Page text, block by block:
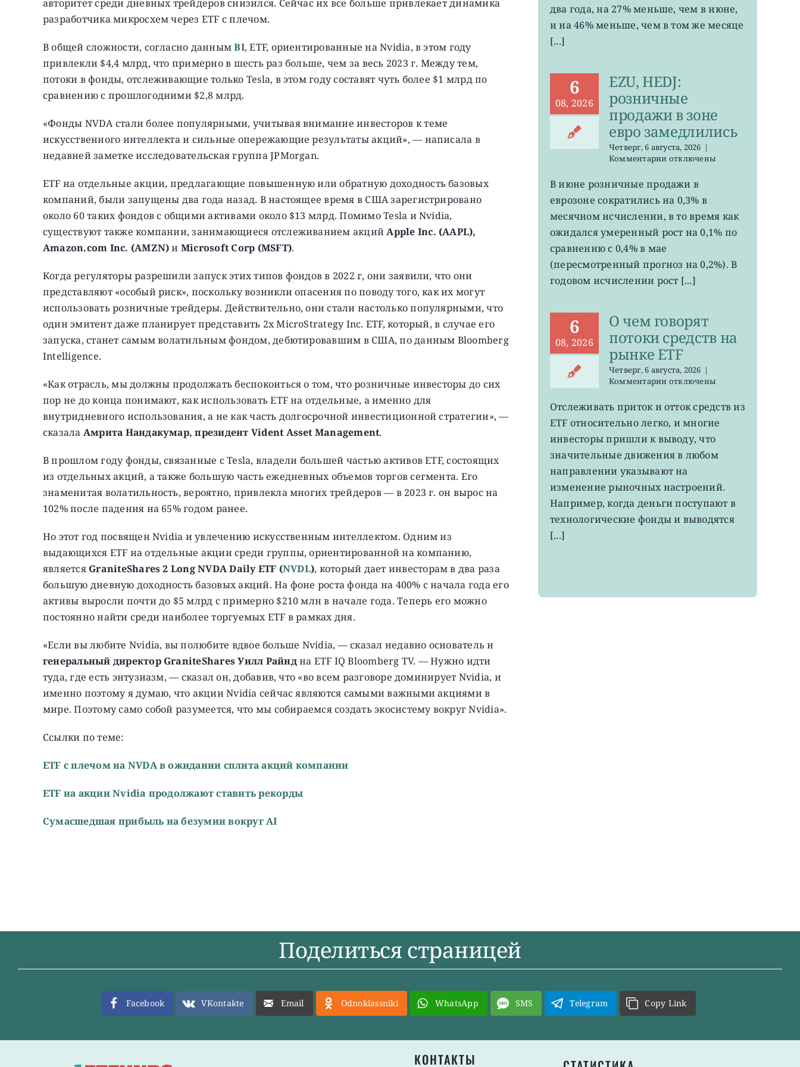
авторитет среди дневных трейдеров снизился. Сейчас их все больше привлекает динамика
разработчика микросхем через ETF с плечом.
В общей сложности, согласно даннымBI, ETF, ориентированные на Nvidia, в этом году
привлекли $4,4 млрд, что примерно в шесть раз больше, чем за весь 2023 г. Между тем,
потоки в фонды, отслеживающие только Tesla, в этом году составят чуть более $1 млрд по
сравнению с прошлогодними $2,8 млрд.
«Фонды NVDA стали более популярными, учитывая внимание инвесторов к теме
искусственного интеллекта и сильные опережающие результаты акций», — написала в
недавней заметке исследовательская группа JPMorgan.
ETF на отдельные акции, предлагающие повышенную или обратную доходность базовых
компаний, были запущены два года назад. В настоящее время в США зарегистрировано
около 60 таких фондов с общими активами около $13 млрд. Помимо Tesla и Nvidia,
существуют также компании, занимающиеся отслеживанием акцийApple Inc. (AAPL),
Amazon.com Inc. (AMZN)и Microsoft Corp (MSFT).
Когда регуляторы разрешили запуск этих типов фондов в 2022 г, они заявили, что они
представляют «особый риск», поскольку возникли опасения по поводу того, как их могут
использовать розничные трейдеры. Действительно, они стали настолько популярными, что
один эмитент даже планирует представить 2x MicroStrategy Inc. ETF, который, в случае его
запуска, станет самым волатильным фондом, дебютировавшим в США, по данным Bloomberg
Intelligence.
«Как отрасль, мы должны продолжать беспокоиться о том, что розничные инвесторы до сих
пор не до конца понимают, как использовать ETF на отдельные, а именно для
внутридневного использования, а не как часть долгосрочной инвестиционной стратегии», —
сказала Амрита Нандакумар, президент Vident Asset Management.
В прошлом году фонды, связанные с Tesla, владели большей частью активов ETF, состоящих
из отдельных акций, а также большую часть ежедневных объемов торгов сегмента. Его
знаменитая волатильность, вероятно, привлекла многих трейдеров — в 2023 г. он вырос на
102% после падения на 65% годом ранее.
Но этот год посвящен Nvidia и увлечению искусственным интеллектом. Одним из
выдающихся ETF на отдельные акции среди группы, ориентированной на компанию,
является GraniteShares 2 Long NVDA Daily ETF (NVDL), который дает инвесторам в два раза
большую дневную доходность базовых акций. На фоне роста фонда на 400% с начала года его
активы выросли почти до $5 млрд с примерно $210 млн в начале года. Теперь его можно
постоянно найти среди наиболее торгуемых ETF в рамках дня.
«Если вы любите Nvidia, вы полюбите вдвое больше Nvidia, — сказал недавно основатель и
генеральный директор GraniteShares Уилл Райндна ETF IQ Bloomberg TV. — Нужно идти
туда, где есть энтузиазм, — сказал он, добавив, что «во всем разговоре доминирует Nvidia, и
именно поэтому я думаю, что акции Nvidia сейчас являются самыми важными акциями в
мире. Поэтому само собой разумеется, что мы собираемся создать экосистему вокруг Nvidia».
Ссылки по теме:
ETF с плечом на NVDA в ожидании сплита акций компании
ETF на акции Nvidia продолжают ставить рекорды
Сумасшедшая прибыль на безумии вокруг AI
за
года
два года, на 27% меньше, чем в июне,
и на 46% меньше, чем в том же месяце
[...]
6
08, 2026
EZU, HEDJ:
розничные
продажи в зоне
евро замедлились
Четверг, 6 августа, 2026 |
Комментариик
EZU,
HEDJ:
розничные
продажи
зоне
замедлились
отключены
В июне розничные продажи в
еврозоне сократились на 0,3% в
месячном исчислении, в то время как
ожидался умеренный рост на 0,1% по
сравнению с 0,4% в мае
(пересмотренный прогноз на 0,2%). В
годовом исчислении рост [...]
6
08, 2026
О чем говорят
потоки средств на
рынке ETF
Четверг, 6 августа, 2026 |
Комментариик
О
говорят
потоки
средств
на
рынке
отключены
Отслеживать приток и отток средств из
ETF относительно легко, и многие
инвесторы пришли к выводу, что
значительные движения в любом
направлении указывают на
изменение рыночных настроений.
Например, когда деньги поступают в
технологические фонды и выводятся
[...]
Поделиться страницей
Facebook VKontakte Email Odnoklassniki WhatsApp SMS Telegram Copy Link
КОНТАКТЫ